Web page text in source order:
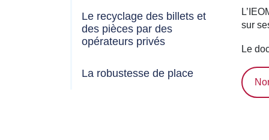
Le recyclage des billets et
des pièces par des
opérateurs privés
La robustesse de place
sur
Le